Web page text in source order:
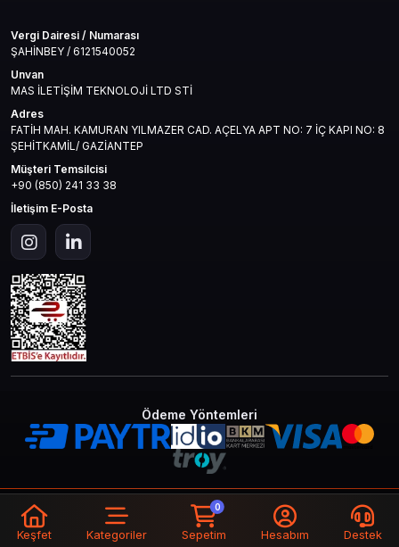
Keşfet Kategoriler
0
Sepetim Hesabım Destek
Vergi Dairesi / Numarası
ŞAHİNBEY / 6121540052
Unvan
MAS İLETİŞİM TEKNOLOJİ LTD STİ
Adres
FATİH MAH. KAMURAN YILMAZER CAD. AÇELYA APT NO: 7 İÇ KAPI NO: 8
ŞEHİTKAMİL/ GAZİANTEP
Müşteri Temsilcisi
+90 (850) 241 33 38
İletişim E-Posta
Ödeme Yöntemleri
© 2026
Saklıdır.
BirMAS İLETİŞİM TEKNOLOJİ LTD STİ
İştirakidir.